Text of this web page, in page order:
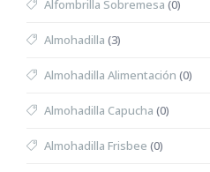
Alfombrilla Sobremesa (0)
Almohadilla (3)
Almohadilla Alimentación (0)
Almohadilla Capucha (0)
Almohadilla Frisbee (0)